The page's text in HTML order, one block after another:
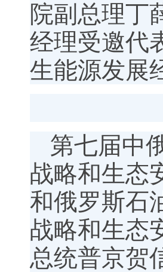
院副总理丁
经理受邀代
生能源发展
第七届中
战略和生态
和俄罗斯石
战略和生态
总统普京贺